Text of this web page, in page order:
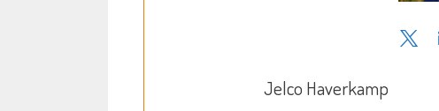
Jelco Haverkamp